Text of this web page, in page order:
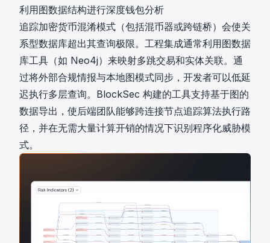
利用图数据结构进行深度钱包分析
追踪加密货币混淆模式（包括混币器或跨链桥）会使关
系型数据库超出其查询极限。工程集成通常利用图数据
库工具（如 Neo4j）来映射多跳交易和实体关联。通
过将外部合规情报与本地图模式同步，开发者可以低延
迟执行多层查询。 BlockSec 构建的工具支持基于图的
数据导出，使后端团队能够跨连接节点追踪算法执行路
径，并在无需大量计算开销的情况下识别程序化威胁模
式。